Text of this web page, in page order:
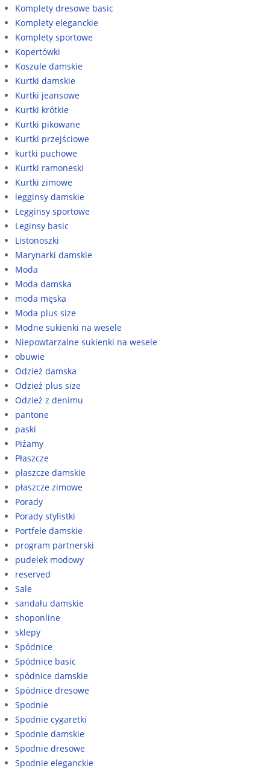
Komplety dresowe basic
Komplety eleganckie
Komplety sportowe
Kopertówki
Koszule damskie
Kurtki damskie
Kurtki jeansowe
Kurtki krótkie
Kurtki pikowane
Kurtki przejściowe
kurtki puchowe
Kurtki ramoneski
Kurtki zimowe
legginsy damskie
Legginsy sportowe
Leginsy basic
Listonoszki
Marynarki damskie
Moda
Moda damska
moda męska
Moda plus size
Modne sukienki na wesele
Niepowtarzalne sukienki na wesele
obuwie
Odzież damska
Odzież plus size
Odzież z denimu
pantone
paski
Piżamy
Płaszcze
płaszcze damskie
płaszcze zimowe
Porady
Porady stylistki
Portfele damskie
program partnerski
pudelek modowy
reserved
Sale
sandału damskie
shoponline
sklepy
Spódnice
Spódnice basic
spódnice damskie
Spódnice dresowe
Spodnie
Spodnie cygaretki
Spodnie damskie
Spodnie dresowe
Spodnie eleganckie